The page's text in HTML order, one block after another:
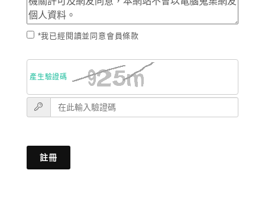
*我已經閱讀並同意會員條款
產生驗證碼
註冊